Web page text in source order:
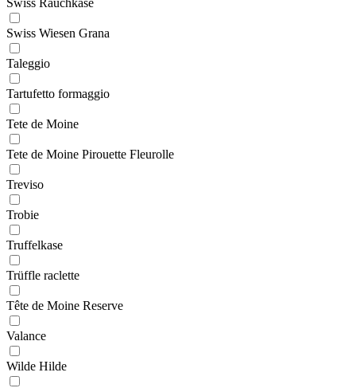
Swiss Wiesen Grana
Taleggio
Tartufetto formaggio
Tete de Moine
Tete de Moine Pirouette Fleurolle
Treviso
Trobie
Truffelkase
Trüffle raclette
Tête de Moine Reserve
Valance
Wilde Hilde